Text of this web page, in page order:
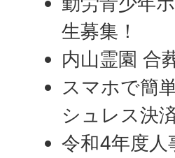
生募集！
内山霊園 合
スマホで簡
シュレス決
令和4年度人